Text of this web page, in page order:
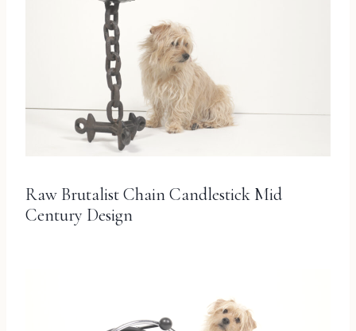
Raw Brutalist Chain Candlestick Mid
Century Design